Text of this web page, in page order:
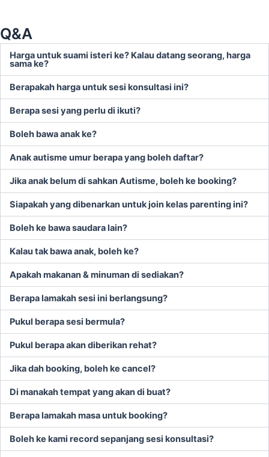
Q&A
Harga untuk suami isteri ke? Kalau datang seorang, harga
sama ke?
Berapakah harga untuk sesi konsultasi ini?
Berapa sesi yang perlu di ikuti?
Boleh bawa anak ke?
Anak autisme umur berapa yang boleh daftar?
Jika anak belum di sahkan Autisme, boleh ke booking?
Siapakah yang dibenarkan untuk join kelas parenting ini?
Boleh ke bawa saudara lain?
Kalau tak bawa anak, boleh ke?
Apakah makanan & minuman di sediakan?
Berapa lamakah sesi ini berlangsung?
Pukul berapa sesi bermula?
Pukul berapa akan diberikan rehat?
Jika dah booking, boleh ke cancel?
Di manakah tempat yang akan di buat?
Berapa lamakah masa untuk booking?
Boleh ke kami record sepanjang sesi konsultasi?